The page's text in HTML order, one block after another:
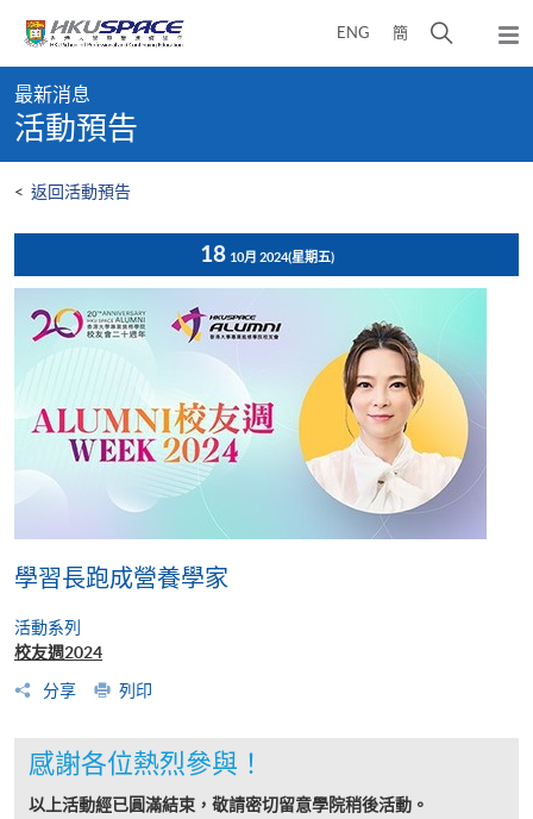
content
ENG 簡
開
彈
出
content
start
最新消息
活動預告
< 返回活動預告
18 10月 2024(星期五)
學習長跑成營養學家
活動系列
校友週2024
分享
列印
感謝各位熱烈參與！
以上活動經已圓滿結束，敬請密切留意學院稍後活動。